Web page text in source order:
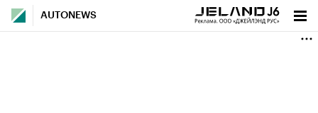
AUTONEWS